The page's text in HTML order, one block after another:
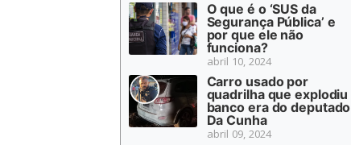
O que é o ‘SUS da
Segurança Pública’ e
por que ele não
funciona?
abril 10, 2024
Carro usado por
quadrilha que explodiu
banco era do deputado
Da Cunha
abril 09, 2024